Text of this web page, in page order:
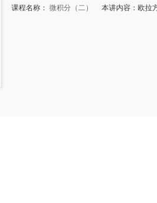
课程名称： 微积分（二） 本讲内容：欧拉